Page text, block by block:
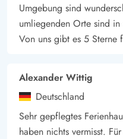
Umgebung sind
umliegenden Orte sind
Von uns gibt es 5 Sterne
Alexander Wittig
Deutschland
Sehr gepflegtes
haben nichts vermisst.